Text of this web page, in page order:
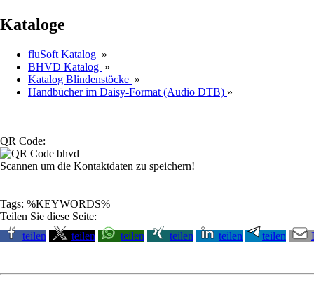
Kataloge
fluSoft Katalog »
BHVD Katalog »
Katalog Blindenstöcke »
Handbücher im Daisy-Format (Audio DTB) »
QR Code:
Scannen um die Kontaktdaten zu speichern!
Tags: %KEYWORDS%
Teilen Sie diese Seite:
teilen
teilen teilen teilen teilen teilen